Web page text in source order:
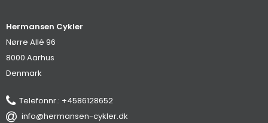
Hermansen Cykler
Nørre Allé 96
8000 Aarhus
Denmark
Telefonnr.: +4586128652
info@hermansen-cykler.dk